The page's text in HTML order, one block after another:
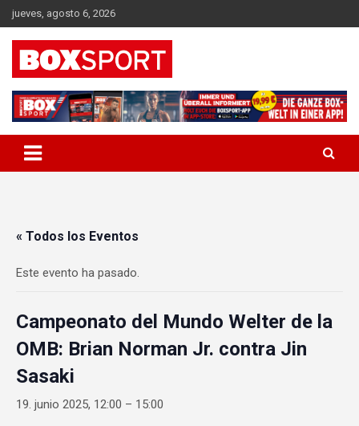
Skip
to
content
jueves, agosto 6, 2026
BOXSPORT
« Todos los Eventos
Este evento ha pasado.
Campeonato del Mundo Welter de la
OMB: Brian Norman Jr. contra Jin
Sasaki
19. junio 2025, 12:00 – 15:00